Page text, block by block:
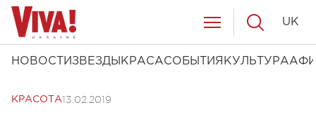
НОВОСТИ ЗВЕЗДЫ КРАСАСОБЫТИЯ КУЛЬТУРА
UK
КРАСОТА13.02.2019